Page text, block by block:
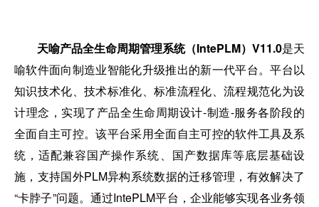
天喻产品全生命周期管理系统（IntePLM）V11.0是天
喻软件面向制造业智能化升级推出的新一代平台。平台以
知识技术化、技术标准化、标准流程化、流程规范化为设
计理念，实现了产品全生命周期设计-制造-服务各阶段的
全面自主可控。该平台采用全面自主可控的软件工具及系
统，适配兼容国产操作系统、国产数据库等底层基础设
施，支持国外PLM异构系统数据的迁移管理，有效解决了
“卡脖子”问题。通过IntePLM平台，企业能够实现各业务领